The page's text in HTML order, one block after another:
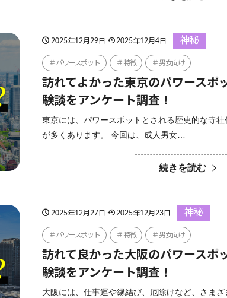
2025年12月29日 2025年12月4日 神秘
パワースポット 特徴 男女向け
訪れてよかった東京のパワースポ
験談をアンケート調査！
東京には、パワースポットとされる歴史的な寺
が多くあります。 今回は、成人男女…
続きを読む
2025年12月27日 2025年12月23日 神秘
パワースポット 特徴 男女向け
訪れて良かった大阪のパワースポ
験談をアンケート調査！
大阪には、仕事運や縁結び、厄除けなど、さま